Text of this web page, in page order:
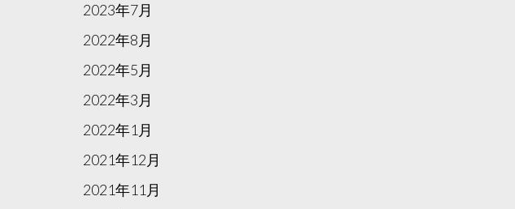
2023年7月
2022年8月
2022年5月
2022年3月
2022年1月
2021年12月
2021年11月